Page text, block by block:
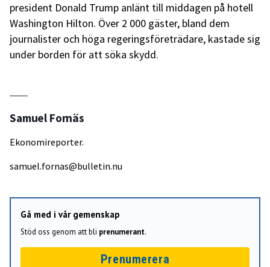
president Donald Trump anlänt till middagen på hotell
Washington Hilton. Över 2 000 gäster, bland dem
journalister och höga regeringsföreträdare, kastade sig
under borden för att söka skydd.
Samuel Fornäs
Ekonomireporter.
samuel.fornas@bulletin.nu
Gå med i vår gemenskap
Stöd oss genom att bli prenumerant.
Prenumerera